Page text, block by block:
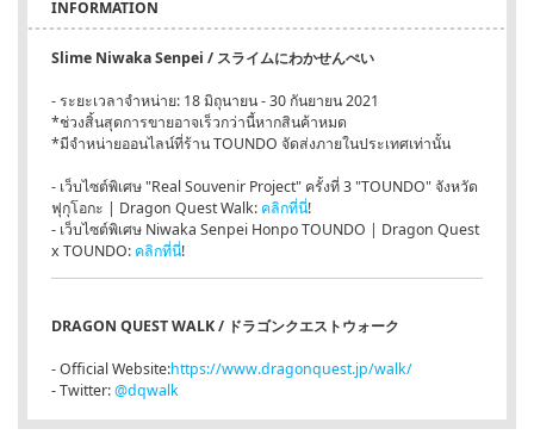
INFORMATION
Slime Niwaka Senpei / スライムにわかせんぺい
- ระยะเวลาจำหน่าย: 18 มิถุนายน - 30 กันยายน 2021
*ช่วงสิ้นสุดการขายอาจเร็วกว่านี้หากสินค้าหมด
*มีจำหน่ายออนไลน์ที่ร้าน TOUNDO จัดส่งภายในประเทศเท่านั้น
- เว็บไซต์พิเศษ "Real Souvenir Project" ครั้งที่ 3 "TOUNDO" จังหวัด
ฟุกุโอกะ | Dragon Quest Walk: คลิกที่นี่!
- เว็บไซต์พิเศษ Niwaka Senpei Honpo TOUNDO | Dragon Quest
x TOUNDO: คลิกที่นี่!
DRAGON QUEST WALK / ドラゴンクエストウォーク
- Official Website:https://www.dragonquest.jp/walk/
- Twitter:@dqwalk